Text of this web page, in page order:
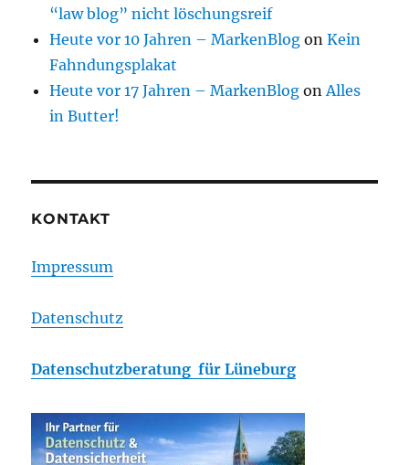
“law blog” nicht löschungsreif
Heute vor 10 Jahren – MarkenBlog onKein
Fahndungsplakat
Heute vor 17 Jahren – MarkenBlog onAlles
in Butter!
KONTAKT
Impressum
Datenschutz
Datenschutzberatung für Lüneburg